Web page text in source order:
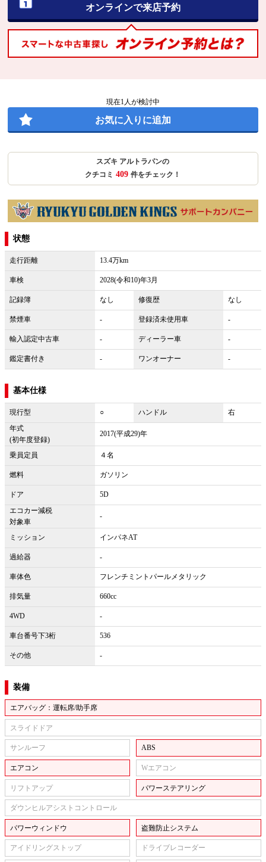
オンラインで来店予約
現在1 人が検討中
お気に入りに追加
スズキ アルトラパンの
クチコミ 409 件をチェック！
状態
走行距離 13.4万km
車検 2028(令和10)年3月
記録簿 なし 修復歴 なし
禁煙車 - 登録済未使用車 -
輸入認定中古車 - ディーラー車 -
鑑定書付き - ワンオーナー -
基本仕様
現行型 ○ ハンドル
右
年式
(初年度登録)
2017(平成29)年
乗員定員 ４名
燃料 ガソリン
ドア
5D
エコカー減税
対象車
-
ミッション インパネAT
過給器 -
車体色 フレンチミントパールメタリック
排気量 660cc
4WD -
車台番号下3桁 536
その他 -
装備
エアバッグ：運転席/助手席
スライドドア
サンルーフ ABS
エアコン Wエアコン
リフトアップ パワーステアリング
ダウンヒルアシストコントロール
パワーウィンドウ 盗難防止システム
アイドリングストップ ドライブレコーダー